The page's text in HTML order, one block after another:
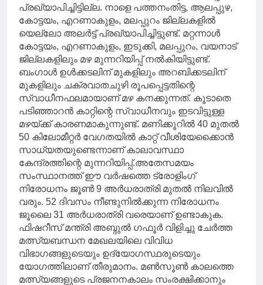
പ്രഖ്യാപിച്ചിട്ടില്ല. നാളെ പത്തനംതിട്ട, ആലപ്പുഴ,
കോട്ടയം, എറണാകുളം, മലപ്പുറം ജില്ലകളിൽ
യെല്ലോ അലർട്ട് പ്രഖ്യാപിച്ചിട്ടുണ്ട്. മറ്റന്നാൾ
കോട്ടയം, എറണാകുളം, ഇടുക്കി, മലപ്പുറം, വയനാട്
ജില്ലകളിലും മഴ മുന്നറിയിപ്പ് നൽകിയിട്ടുണ്ട്.
ബംഗാൾ ഉൾക്കടലിന് മുകളിലും അറബിക്കടലിന്
മുകളിലും ചക്രവാതചുഴി രൂപപ്പെട്ടതിന്റെ
സ്വാധീനഫലമായാണ് മഴ കനക്കുന്നത്. കൂടാതെ
പടിഞ്ഞാറൻ കാറ്റിന്റെ സ്വാധീനവും ഇടവിട്ടുള്ള
മഴയ്ക്ക് കാരണമാകുന്നുണ്ട്. മണിക്കൂറിൽ 40 മുതൽ
50 കിലോമീറ്റർ വേഗതയിൽ കാറ്റ് വീശിയേക്കൈാൻ
സാധ്യതയുണ്ടെന്നാണ് കാലാവസ്ഥാ
കേന്ദ്രത്തിന്റെ മുന്നറിയിപ്പ്.അതേസമയം
സംസ്ഥാനത്ത് ഈ വർഷത്തെ ട്രോളിംഗ്
നിരോധനം ജൂൺ 9 അർധരാത്രി മുതൽ നിലവിൽ
വരും. 52 ദിവസം നീണ്ടുനിൽക്കുന്ന നിരോധനം
ജൂലൈ 31 അർധരാത്രി വരെയാണ് ഉണ്ടാകുക.
ഫിഷറീസ് മന്ത്രി അബ്ദുൽ ഗഫൂർ വിളിച്ചു ചേർത്ത
മത്സ്യബന്ധന മേഖലയിലെ വിവിധ
വിഭാഗങ്ങളുടെയും ഉദ്യോഗസ്ഥരുടെയും
യോഗത്തിലാണ് തീരുമാനം. മൺസൂൺ കാലത്തെ
മത്സ്യങ്ങളുടെ പ്രജനനകാലം സംരക്ഷിക്കാനും